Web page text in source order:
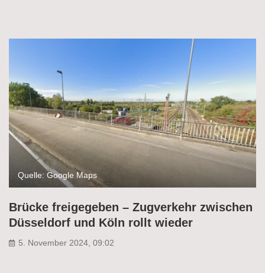
Quelle: Google Maps
Brücke freigegeben – Zugverkehr zwischen
Düsseldorf und Köln rollt wieder
5. November 2024, 09:02